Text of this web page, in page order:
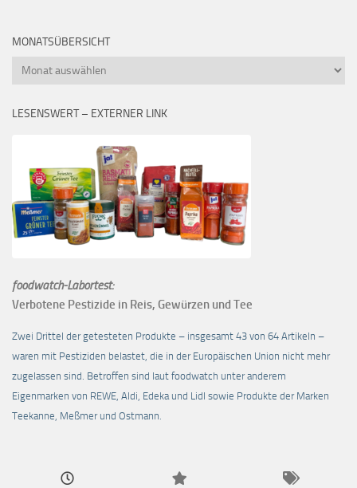
MONATSÜBERSICHT
Monatsübersicht
LESENSWERT – EXTERNER LINK
foodwatch-Labortest:
Verbotene Pestizide in Reis, Gewürzen und Tee
Zwei Drittel der getesteten Produkte – insgesamt 43 von 64 Artikeln –
waren mit Pestiziden belastet, die in der Europäischen Union nicht mehr
zugelassen sind. Betroffen sind laut foodwatch unter anderem
Eigenmarken von REWE, Aldi, Edeka und Lidl sowie Produkte der Marken
Teekanne, Meßmer und Ostmann.